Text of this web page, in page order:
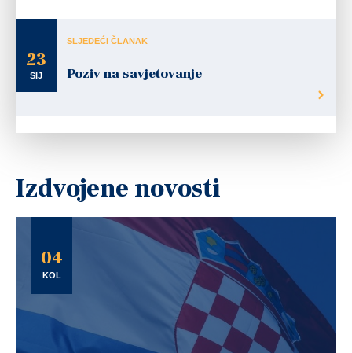
23
SIJ
SLJEDEĆI ČLANAK
Poziv na savjetovanje
Izdvojene novosti
04
KOL